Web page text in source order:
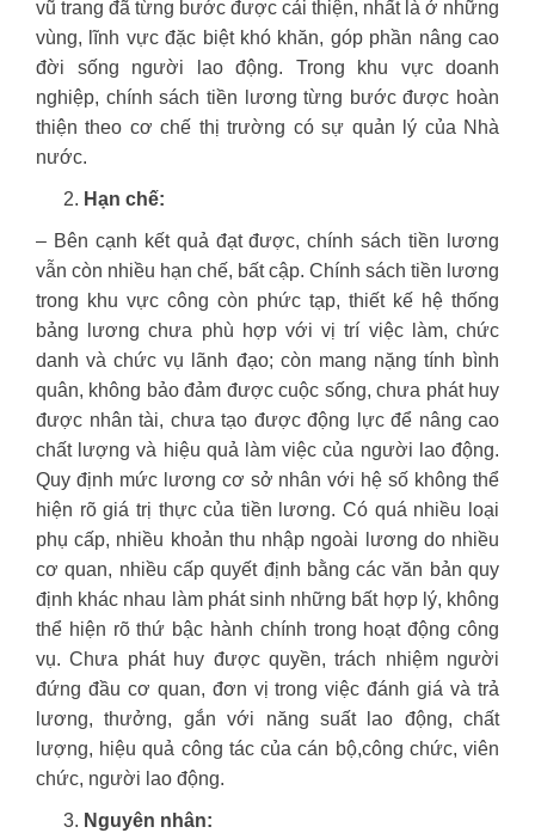
vũ trang đã từng bước được cải thiện, nhất là ở những
vùng, lĩnh vực đặc biệt khó khăn, góp phần nâng cao
đời sống người lao động. Trong khu vực doanh
nghiệp, chính sách tiền lương từng bước được hoàn
thiện theo cơ chế thị trường có sự quản lý của Nhà
nước.
Hạn chế:
– Bên cạnh kết quả đạt được, chính sách tiền lương
vẫn còn nhiều hạn chế, bất cập. Chính sách tiền lương
trong khu vực công còn phức tạp, thiết kế hệ thống
bảng lương chưa phù hợp với vị trí việc làm, chức
danh và chức vụ lãnh đạo; còn mang nặng tính bình
quân, không bảo đảm được cuộc sống, chưa phát huy
được nhân tài, chưa tạo được động lực để nâng cao
chất lượng và hiệu quả làm việc của người lao động.
Quy định mức lương cơ sở nhân với hệ số không thể
hiện rõ giá trị thực của tiền lương. Có quá nhiều loại
phụ cấp, nhiều khoản thu nhập ngoài lương do nhiều
cơ quan, nhiều cấp quyết định bằng các văn bản quy
định khác nhau làm phát sinh những bất hợp lý, không
thể hiện rõ thứ bậc hành chính trong hoạt động công
vụ. Chưa phát huy được quyền, trách nhiệm người
đứng đầu cơ quan, đơn vị trong việc đánh giá và trả
lương, thưởng, gắn với năng suất lao động, chất
lượng, hiệu quả công tác của cán bộ,công chức, viên
chức, người lao động.
Nguyên nhân: